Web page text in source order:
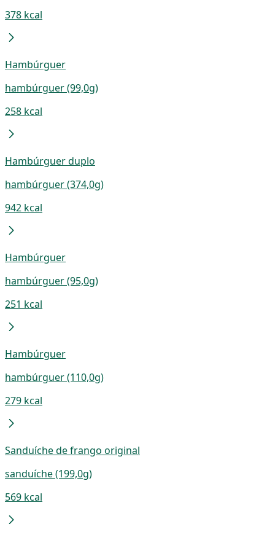
378 kcal
Hambúrguer
hambúrguer (99,0g)
258 kcal
Hambúrguer duplo
hambúrguer (374,0g)
942 kcal
Hambúrguer
hambúrguer (95,0g)
251 kcal
Hambúrguer
hambúrguer (110,0g)
279 kcal
Sanduíche de frango original
sanduíche (199,0g)
569 kcal